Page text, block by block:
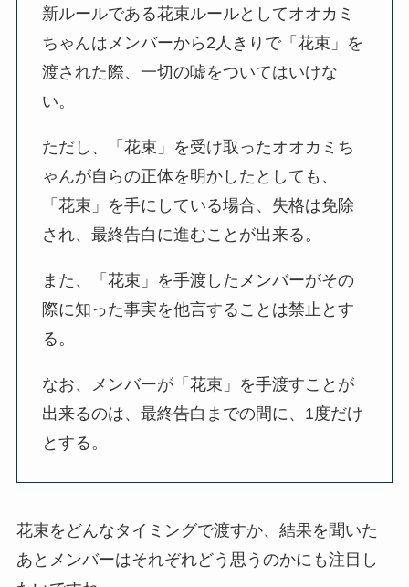
新ルールである花束ルールとしてオオカミ
ちゃんはメンバーから2人きりで「花束」を
渡された際、一切の嘘をついてはいけな
い。
ただし、「花束」を受け取ったオオカミち
ゃんが自らの正体を明かしたとしても、
「花束」を手にしている場合、失格は免除
され、最終告白に進むことが出来る。
また、「花束」を手渡したメンバーがその
際に知った事実を他言することは禁止とす
る。
なお、メンバーが「花束」を手渡すことが
出来るのは、最終告白までの間に、1度だけ
とする。
花束をどんなタイミングで渡すか、結果を聞いた
あとメンバーはそれぞれどう思うのかにも注目し